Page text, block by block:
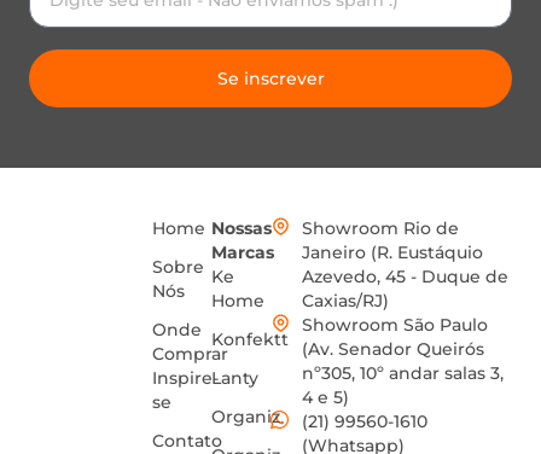
Se inscrever
Home
Sobre
Nós
Onde
Comprar
Inspire-
se
Contato
Nossas
Marcas
Ke
Home
Konfektt
Lanty
Organiz
Showroom Rio de
Janeiro (R. Eustáquio
Azevedo, 45 - Duque de
Caxias/RJ)
Showroom São Paulo
(Av. Senador Queirós
nº305, 10º andar salas 3,
4 e 5)
(21) 99560-1610
(Whatsapp)